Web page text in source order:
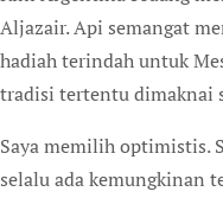
Aljazair. Api semangat
hadiah terindah untuk
tradisi tertentu dimaknai
Saya memilih optimistis.
selalu ada kemungkinan